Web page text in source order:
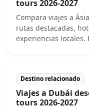
tours 2026-2027
Compara viajes a
rutas destacadas,
experiencias locales.
Destino relacionado
Viajes a Dubái
tours 2026-2027